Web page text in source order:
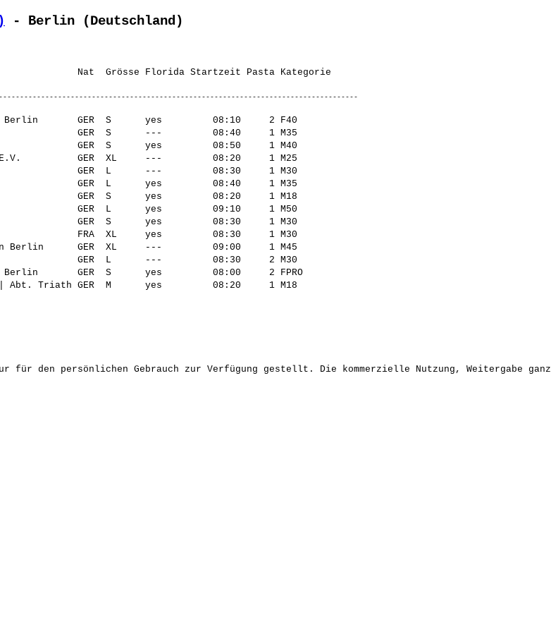
- Berlin (Deutschland)
Berlin       GER  S      yes         08:10     2 F40
GER  S      ---         08:40     1 M35
GER  S      yes         08:50     1 M40
E.V.          GER  XL     ---         08:20     1 M25
GER  L      ---         08:30     1 M30
GER  L      yes         08:40     1 M35
GER  S      yes         08:20     1 M18
Esch              GER  L      yes         09:10     1 M50
GER  S      yes         08:30     1 M30
FRA  XL     yes         08:30     1 M30
Berlin      GER  XL     ---         09:00     1 M45
GER  L      ---         08:30     2 M30
Berlin       GER  S      yes         08:00     2 FPRO
für den persönlichen Gebrauch zur Verfügung gestellt. Die kommerzielle Nutzung, Weitergabe